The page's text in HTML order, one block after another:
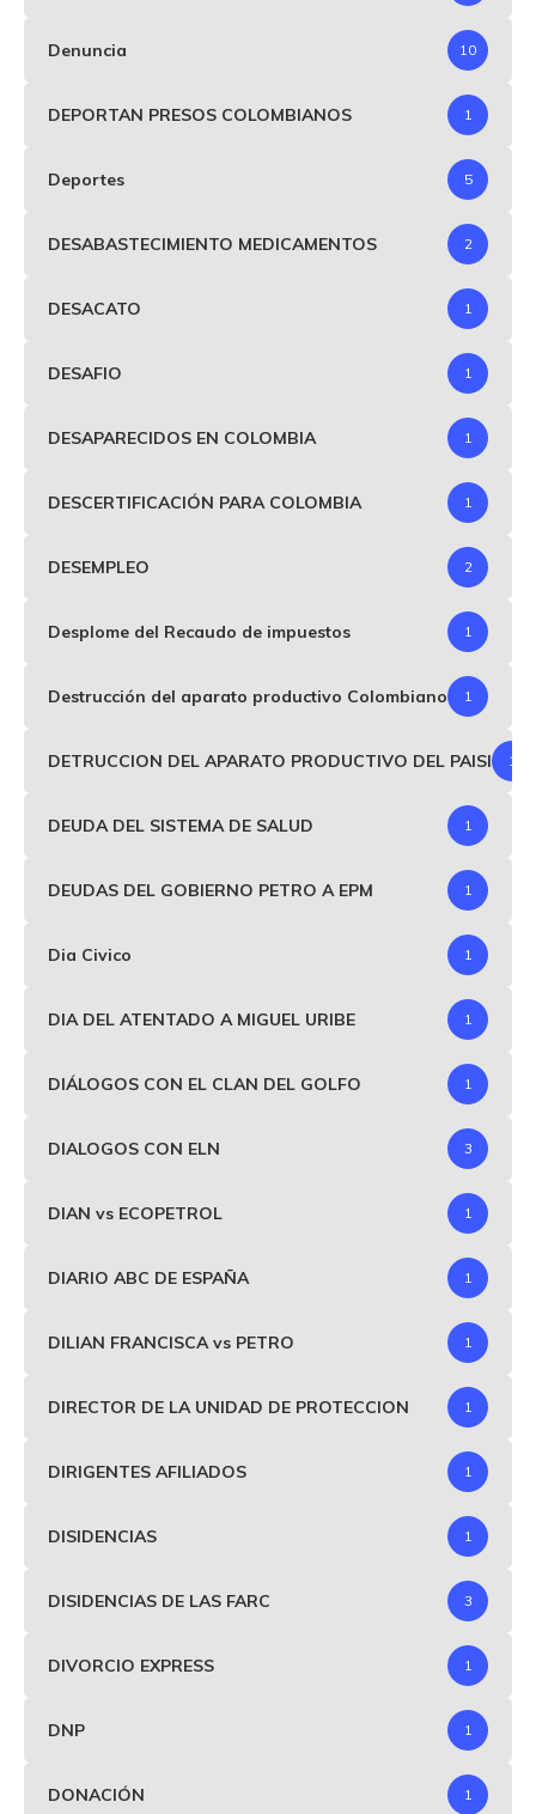
Denuncia 10
DEPORTAN PRESOS COLOMBIANOS 1
Deportes 5
DESABASTECIMIENTO MEDICAMENTOS 2
DESACATO 1
DESAFIO 1
DESAPARECIDOS EN COLOMBIA 1
DESCERTIFICACIÓN PARA COLOMBIA 1
DESEMPLEO 2
Desplome del Recaudo de impuestos 1
Destrucción del aparato productivo Colombiano 1
DETRUCCION DEL APARATO PRODUCTIVO DEL PAISI 1
DEUDA DEL SISTEMA DE SALUD 1
DEUDAS DEL GOBIERNO PETRO A EPM 1
Dia Civico 1
DIA DEL ATENTADO A MIGUEL URIBE 1
DIÁLOGOS CON EL CLAN DEL GOLFO 1
DIALOGOS CON ELN 3
DIAN vs ECOPETROL 1
DIARIO ABC DE ESPAÑA 1
DILIAN FRANCISCA vs PETRO 1
DIRECTOR DE LA UNIDAD DE PROTECCION 1
DIRIGENTES AFILIADOS 1
DISIDENCIAS 1
DISIDENCIAS DE LAS FARC 3
DIVORCIO EXPRESS 1
DNP 1
DONACIÓN 1